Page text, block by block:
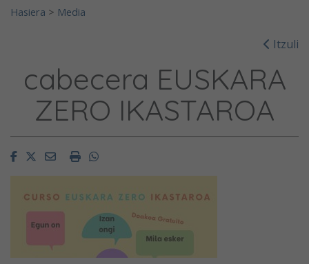
Hasiera > Media
Itzuli
cabecera EUSKARA
ZERO IKASTAROA
FacebookTwitterEmailImprimirWhatsapp